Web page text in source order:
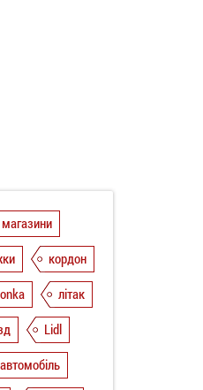
магазини
кордон
літак
Lidl
автомобіль